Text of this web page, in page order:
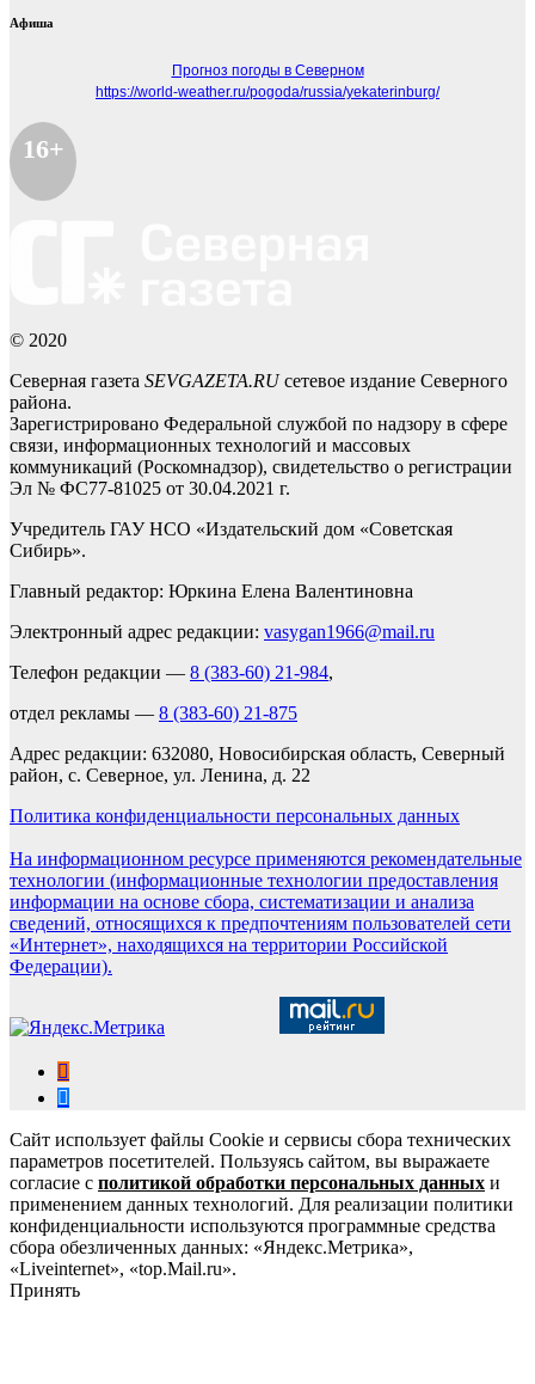
Афиша
Прогноз погоды в Северном
https://world-weather.ru/pogoda/russia/yekaterinburg/
16+
© 2020
Северная газета SEVGAZETA.RUсетевое издание Северного
района.
Зарегистрировано Федеральной службой по надзору в сфере
связи, информационных технологий и массовых
коммуникаций (Роскомнадзор), свидетельство о регистрации
Эл № ФС77-81025 от 30.04.2021 г.
Учредитель ГАУ НСО «Издательский дом «Советская
Сибирь».
Главный редактор: Юркина Елена Валентиновна
Электронный адрес редакции: vasygan1966@mail.ru
Телефон редакции — 8 (383-60) 21-984,
отдел рекламы — 8 (383-60) 21-875
Адрес редакции: 632080, Новосибирская область, Северный
район, с. Северное, ул. Ленина, д. 22
Политика конфиденциальности персональных данных
На информационном ресурсе применяются рекомендательные
технологии (информационные технологии предоставления
информации на основе сбора, систематизации и анализа
сведений, относящихся к предпочтениям пользователей сети
«Интернет», находящихся на территории Российской
Федерации).
Сайт использует файлы Cookie и сервисы сбора технических
параметров посетителей. Пользуясь сайтом, вы выражаете
согласие с политикой обработки персональных данных и
применением данных технологий. Для реализации политики
конфиденциальности используются программные средства
сбора обезличенных данных: «Яндекс.Метрика»,
«Liveinternet», «top.Mail.ru».
Принять